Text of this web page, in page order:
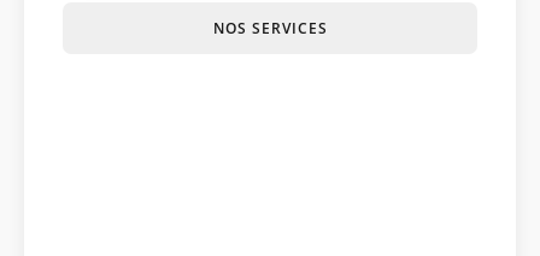
NOS SERVICES